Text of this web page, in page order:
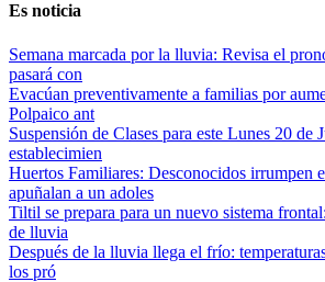
Es noticia
Semana marcada por la lluvia: Revisa el
pasará con
Evacúan preventivamente a familias por
Polpaico ant
Suspensión de Clases para este Lunes 20
establecimien
Huertos Familiares: Desconocidos irrumpen
apuñalan a un adoles
Tiltil se prepara para un nuevo sistema
de lluvia
Después de la lluvia llega el frío:
los pró